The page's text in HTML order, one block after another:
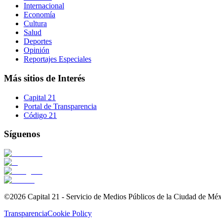
Internacional
Economía
Cultura
Salud
Deportes
Opinión
Reportajes Especiales
Más sitios de Interés
Capital 21
Portal de Transparencia
Código 21
Síguenos
©2026 Capital 21 - Servicio de Medios Públicos de la Ciudad de
TransparenciaCookie Policy